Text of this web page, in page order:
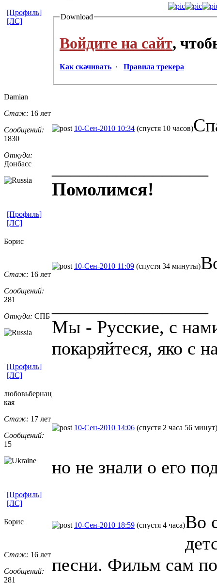
Download
Войдите на сайт,
Как скачивать · Правила трекера
[Профиль]
[ЛС]
Damian
Стаж: 16 лет
Сообщений:
1830
Откуда:
Донбасс
10-Сен-2010 10:34 (спустя 10 часов)
Помолимся!
[Профиль]
[ЛС]
Борис
Стаж: 16 лет
Сообщений:
281
Откуда: СПБ
10-Сен-2010 11:09 (спустя 34 минуты)
Мы - Русские, с
покаряйтеся, яко с
[Профиль]
[ЛС]
любовьбернац
кая
Стаж: 17 лет
Сообщений:
15
10-Сен-2010 14:06 (спустя 2 часа 56 минут)
но не знали о его
[Профиль]
[ЛС]
Борис
Стаж: 16 лет
Сообщений:
281
10-Сен-2010 18:59 (спустя 4 часа)Во
песни. Фильм сам